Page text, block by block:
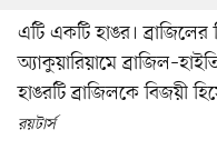
এটি একটি হাঙর।
অ্যাকুয়ারিয়ামে
হাঙরটি ব্রাজিলকে বিজয়ী
রয়টার্স